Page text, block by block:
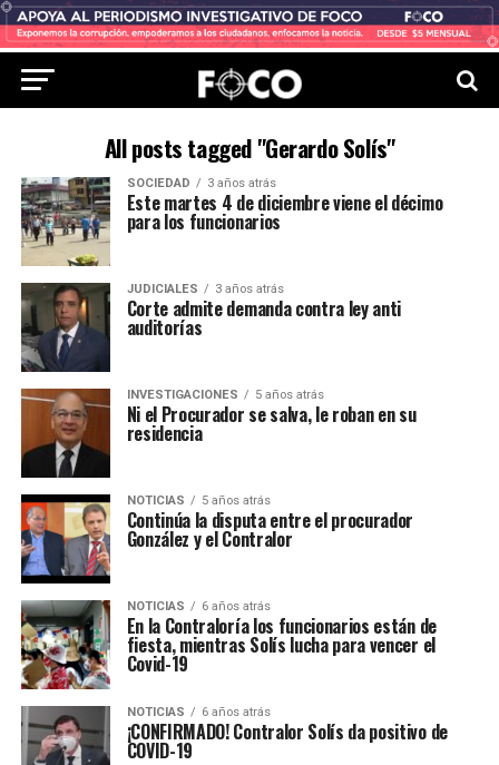
All posts tagged "Gerardo Solís"
SOCIEDAD 3 años atrás
Este martes 4 de diciembre viene el décimo
para los funcionarios
JUDICIALES 3 años atrás
Corte admite demanda contra ley anti
auditorías
INVESTIGACIONES 5 años atrás
Ni el Procurador se salva, le roban en su
residencia
NOTICIAS 5 años atrás
Continúa la disputa entre el procurador
González y el Contralor
NOTICIAS 6 años atrás
En la Contraloría los funcionarios están de
fiesta, mientras Solís lucha para vencer el
Covid-19
NOTICIAS 6 años atrás
¡CONFIRMADO! Contralor Solís da positivo de
COVID-19